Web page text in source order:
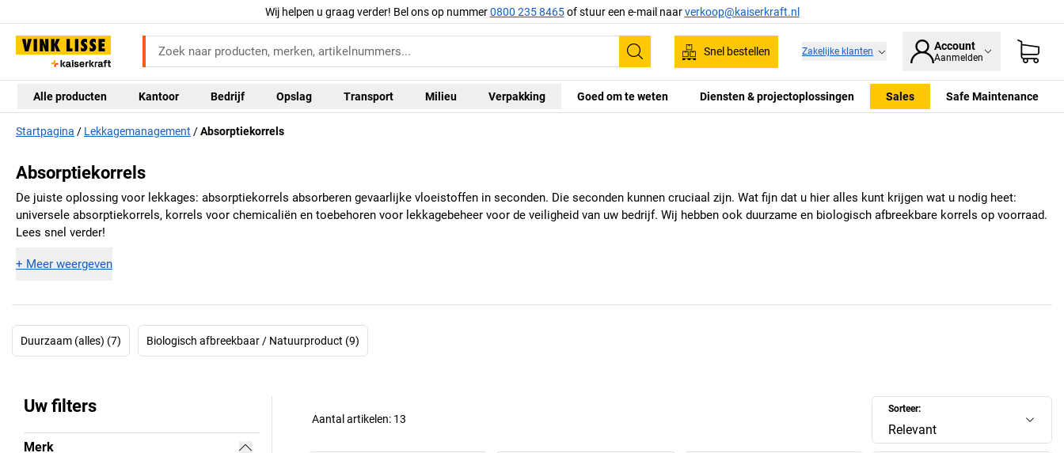
Wij helpen u graag verder! Bel ons op nummer0800 235 8465of stuur een e-mail naarverkoop@kaiserkraft.nl
Zoeken
Snel bestellen Zakelijke klanten Account
Aanmelden
Alle producten Kantoor Bedrijf Opslag Transport Milieu Verpakking Goed om te weten Diensten & projectoplossingen Sales Safe Maintenance
Startpagina Lekkagemanagement Absorptiekorrels
Absorptiekorrels
De juiste oplossing voor lekkages: absorptiekorrels absorberen gevaarlijke vloeistoffen in seconden. Die seconden kunnen cruciaal zijn. Wat fijn dat u hier alles kunt krijgen wat u nodig heet:
universele absorptiekorrels, korrels voor chemicaliën en toebehoren voor lekkagebeheer voor de veiligheid van uw bedrijf. Wij hebben ook duurzame en biologisch afbreekbare korrels op voorraad.
Lees snel verder!
+ Meer weergeven
Duurzaam (alles) (7) Biologisch afbreekbaar / Natuurproduct (9)
Uw filters
Merk
Sorteer:
Relevant
Aantal artikelen: 13